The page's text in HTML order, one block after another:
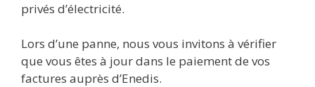
privés d’électricité.
Lors d’une panne, nous vous invitons à vérifier
que vous êtes à jour dans le paiement de vos
factures auprès d’Enedis.